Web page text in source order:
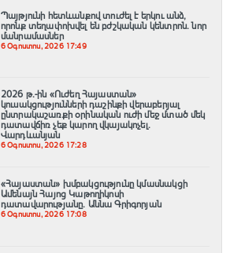
Պայթյունի հետևանքով տուժել է երկու անձ,
որոնք տեղափոխվել են բժշկական կենտրոն. նոր
մանրամասներ
6 Օգոստոս, 2026 17:49
2026 թ.-ին «Ուժեղ Հայաստան»
կուսակցությունների դաշինքի վերաբերյալ
ընտրակաշառքի օրինական ուժի մեջ մտած մեկ
դատավճիռ չեք կարող վկայակոչել.
Վարդևանյան
6 Օգոստոս, 2026 17:28
«Հայաստան» խմբակցությունը կմասնակցի
Ամենայն Հայոց Կաթողիկոսի
դատավարությանը․ Աննա Գրիգորյան
6 Օգոստոս, 2026 17:08